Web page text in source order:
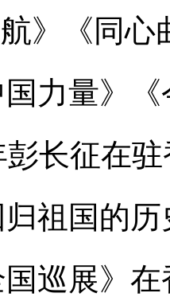
》《同心
力量》
彭长征在
祖国的
巡展》